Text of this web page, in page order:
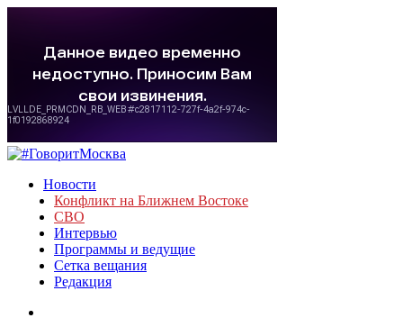
Новости
Конфликт на Ближнем Востоке
СВО
Интервью
Программы и ведущие
Сетка вещания
Редакция